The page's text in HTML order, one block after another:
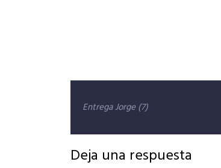
Navegación
de
entradas
Entrega Jorge (7)
Deja una respuesta